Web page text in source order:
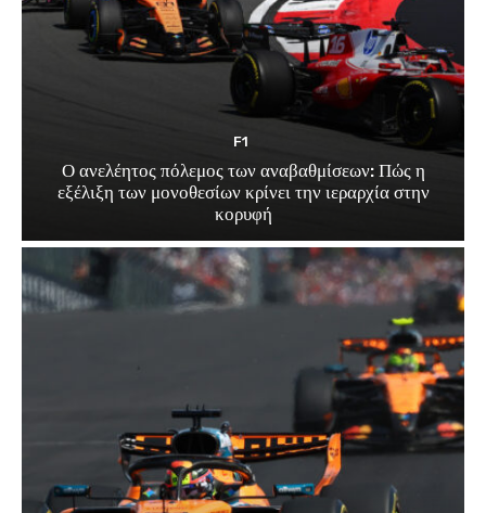
F1
Ο ανελέητος πόλεμος των αναβαθμίσεων: Πώς η
εξέλιξη των μονοθεσίων κρίνει την ιεραρχία στην
κορυφή